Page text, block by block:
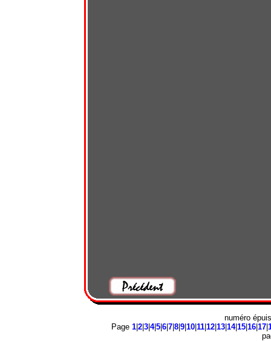
numéro
Page 1| 2| 3| 4|5| 6| 7| 8| 9| 10| 11| 12| 13| 14|15| 16| 17|